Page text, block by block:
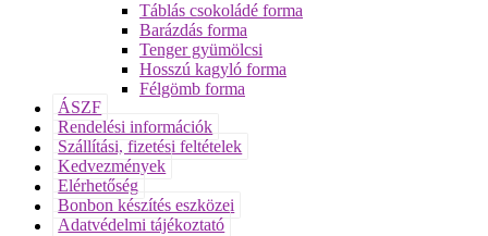
Táblás csokoládé forma
Barázdás forma
Tenger gyümölcsi
Hosszú kagyló forma
Félgömb forma
ÁSZF
Rendelési információk
Szállítási, fizetési feltételek
Kedvezmények
Elérhetőség
Bonbon készítés eszközei
Adatvédelmi tájékoztató